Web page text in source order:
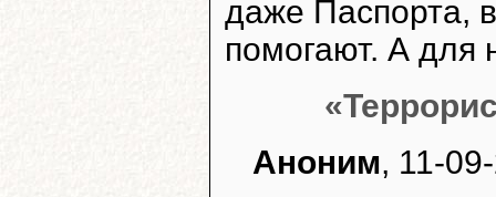
даже Паспорта,
помогают. А для
Аноним, 11-